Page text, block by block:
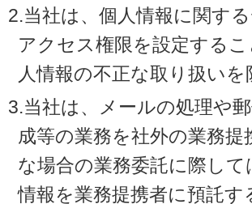
2.当社は、個人情報に関す
アクセス権限を設定する
人情報の不正な取り扱い
3.当社は、メールの処理や
成等の業務を社外の業務
な場合の業務委託に際し
情報を業務提携者に預託